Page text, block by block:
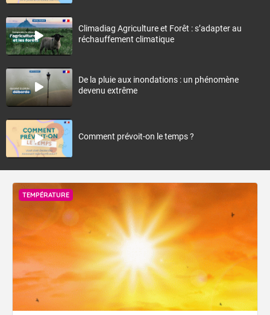
Climadiag Agriculture et Forêt : s’adapter au
réchauffement climatique
De la pluie aux inondations : un phénomène
devenu extrême
Comment prévoit-on le temps ?
TEMPÉRATURE